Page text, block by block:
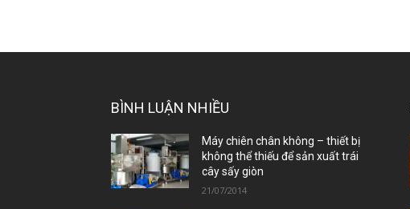
BÌNH LUẬN NHIỀU
Máy chiên chân không – thiết bị
không thể thiếu để sản xuất trái
cây sấy giòn
21/07/2014